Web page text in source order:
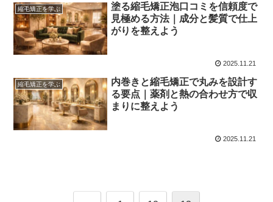
縮毛矯正を学ぶ
塗る縮毛矯正泡口コミを信頼度で
見極める方法｜成分と髪質で仕上
がりを整えよう
2025.11.21
縮毛矯正を学ぶ
内巻きと縮毛矯正で丸みを設計す
る要点｜薬剤と熱の合わせ方で収
まりに整えよう
2025.11.21